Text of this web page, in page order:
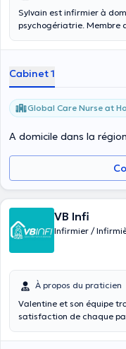
Sylvain est infirmier à
psychogériatrie. Membre
en soins intensifs et aide
dans la région de
roux, Anderlues, etc.)
37 ou directement en
Cabinet 1
Global Care Nurse at
A domicile dans la
VB Infi
Infirmier /
À propos du praticien
Valentine et son équipe
satisfaction de chaque